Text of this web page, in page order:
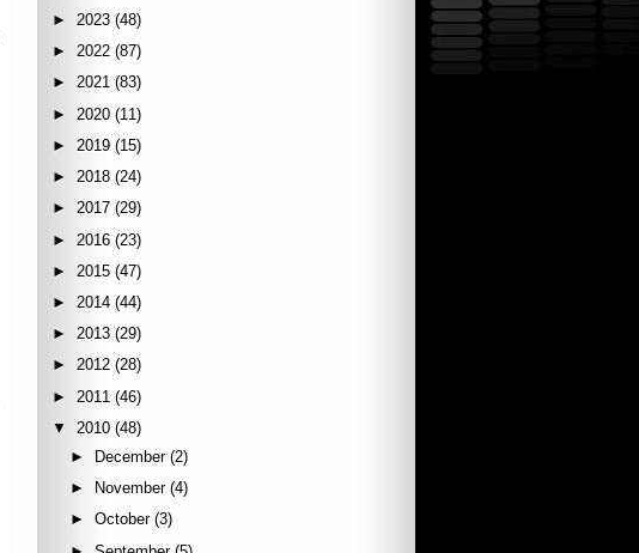
► 2023 (48)
► 2022 (87)
► 2021 (83)
► 2020 (11)
► 2019 (15)
► 2018 (24)
► 2017 (29)
► 2016 (23)
► 2015 (47)
► 2014 (44)
► 2013 (29)
► 2012 (28)
► 2011 (46)
▼
2010 (48)
►
December (2)
►
November (4)
►October (3)